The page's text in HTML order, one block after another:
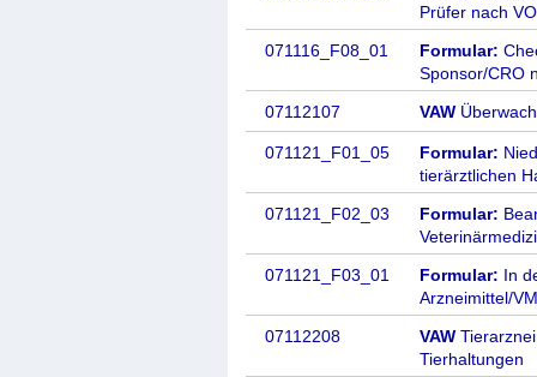
Prüfer nach
071116_F08_01
Formular:
Sponsor/CRO
07112107
VAW
071121_F01_05 Formular:
tierärztlichen
071121_F02_03
Formular:
071121_F03_01
Formular: In
Arzneimittel/
07112208
VAW
Tierhaltungen